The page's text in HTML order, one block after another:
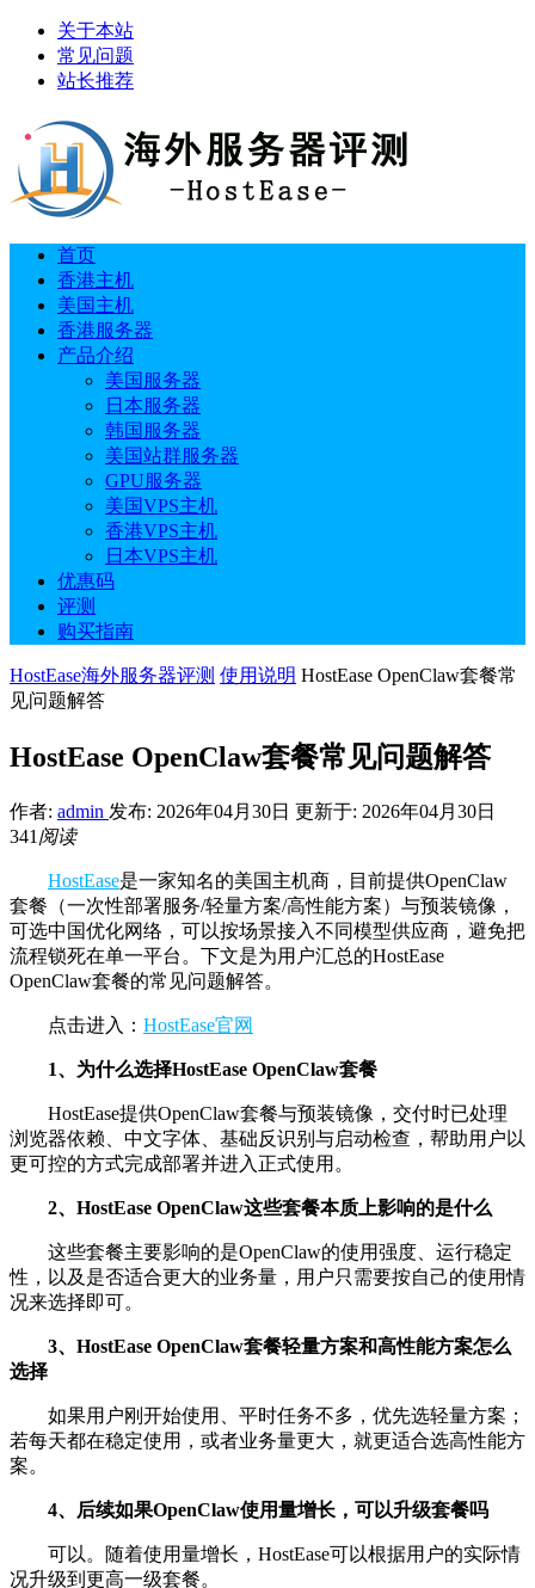
关于本站
常见问题
站长推荐
首页
香港主机
美国主机
香港服务器
产品介绍
美国服务器
日本服务器
韩国服务器
美国站群服务器
GPU服务器
美国VPS主机
香港VPS主机
日本VPS主机
优惠码
评测
购买指南
HostEase海外服务器评测 使用说明 HostEase OpenClaw套餐常
见问题解答
HostEase OpenClaw套餐常见问题解答
作者: admin 发布: 2026年04月30日 更新于: 2026年04月30日
341 阅读
HostEase是一家知名的美国主机商，目前提供OpenClaw
套餐（一次性部署服务/轻量方案/高性能方案）与预装镜像，
可选中国优化网络，可以按场景接入不同模型供应商，避免把
流程锁死在单一平台。下文是为用户汇总的HostEase
OpenClaw套餐的常见问题解答。
点击进入： HostEase官网
1、为什么选择HostEase OpenClaw套餐
HostEase提供OpenClaw套餐与预装镜像，交付时已处理
浏览器依赖、中文字体、基础反识别与启动检查，帮助用户以
更可控的方式完成部署并进入正式使用。
2、HostEase OpenClaw这些套餐本质上影响的是什么
这些套餐主要影响的是OpenClaw的使用强度、运行稳定
性，以及是否适合更大的业务量，用户只需要按自己的使用情
况来选择即可。
3、HostEase OpenClaw套餐轻量方案和高性能方案怎么
选择
如果用户刚开始使用、平时任务不多，优先选轻量方案；
若每天都在稳定使用，或者业务量更大，就更适合选高性能方
案。
4、后续如果OpenClaw使用量增长，可以升级套餐吗
可以。随着使用量增长，HostEase可以根据用户的实际情
况升级到更高一级套餐。